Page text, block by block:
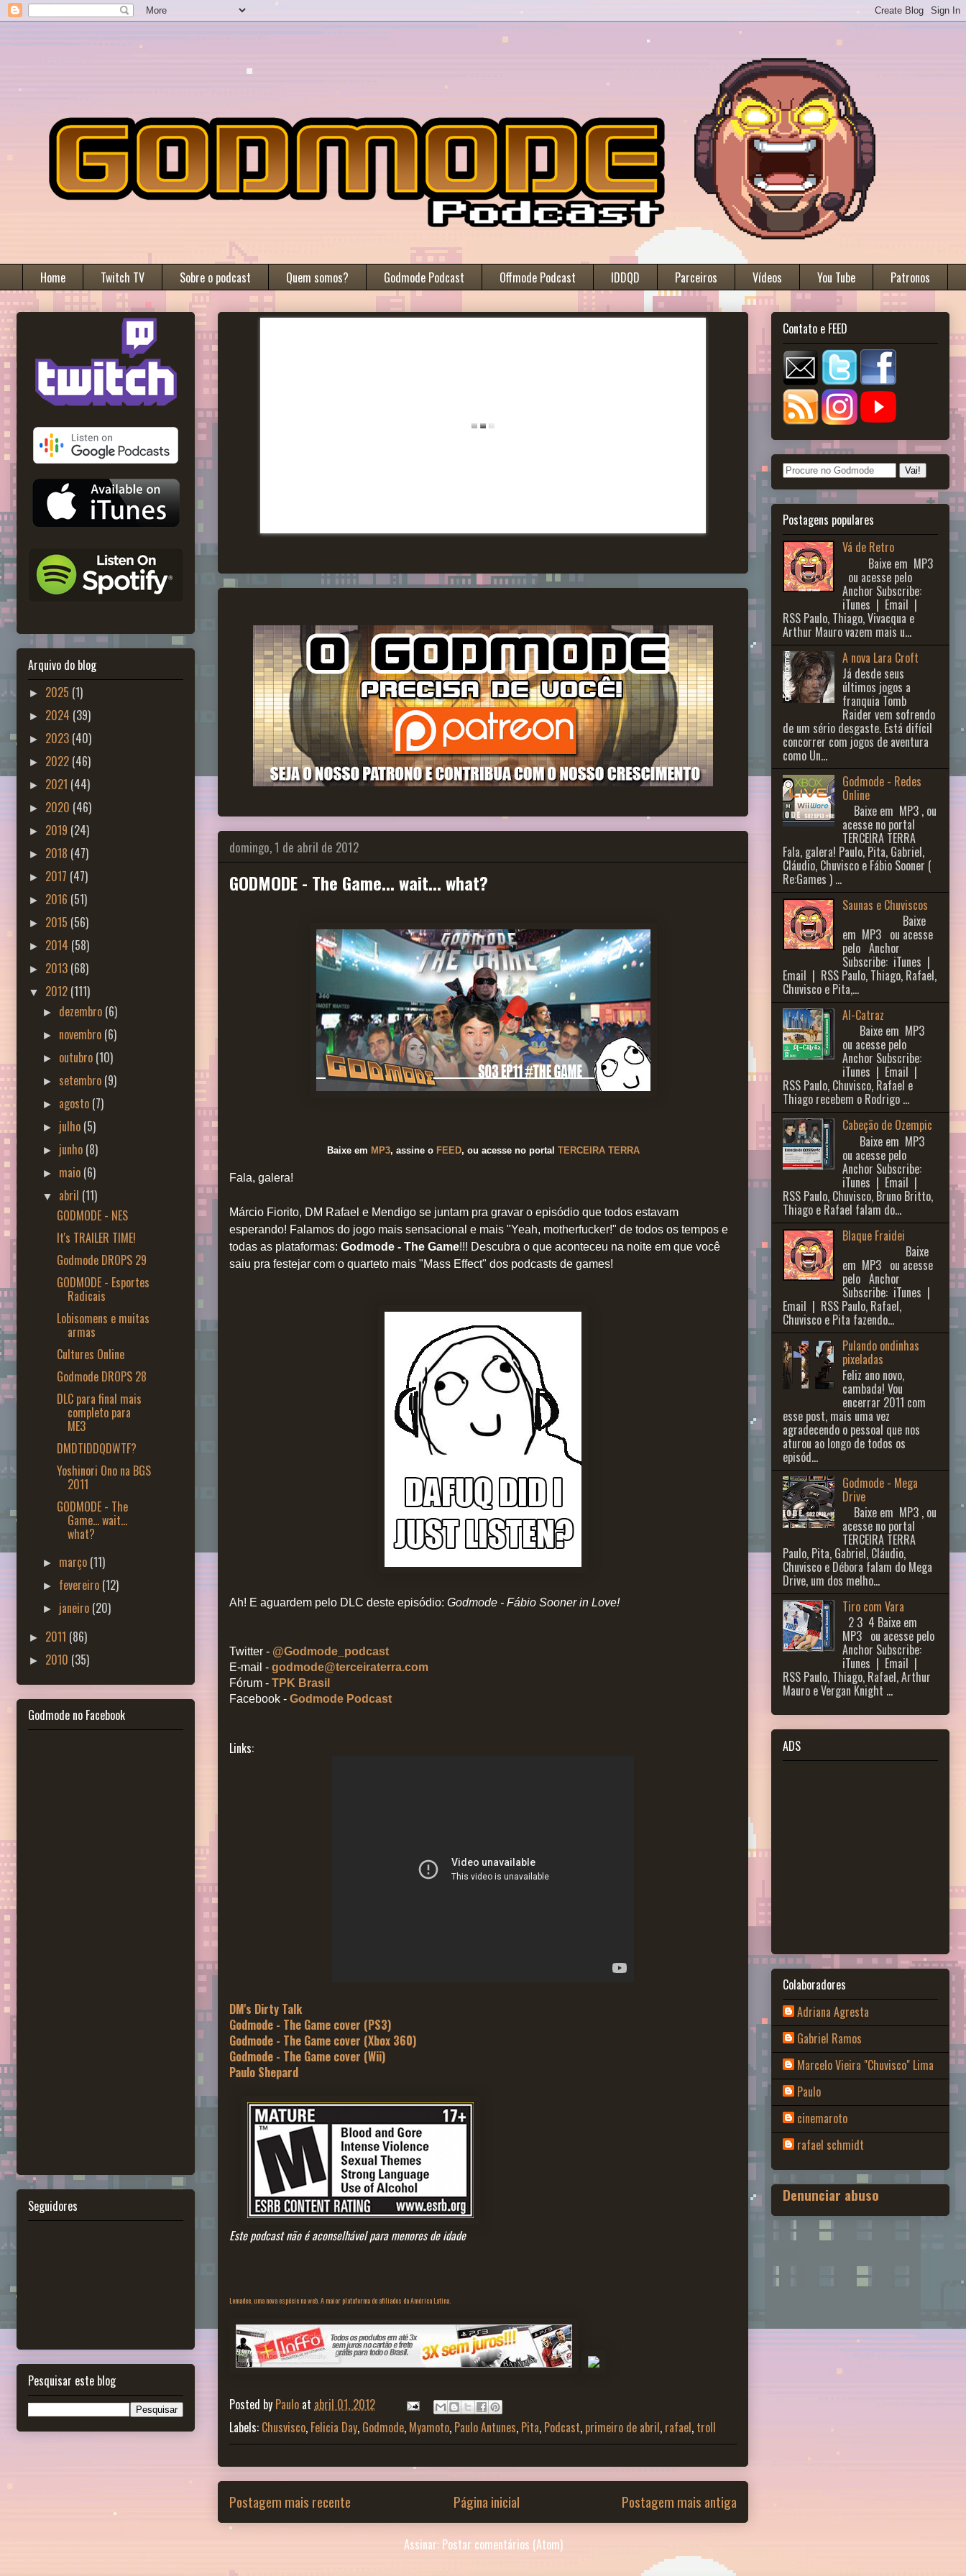
Home Twitch TV Sobre o podcast Quem somos? Godmode Podcast Offmode Podcast IDDQD Parceiros Vídeos You Tube Patronos
domingo, 1 de abril de 2012
GODMODE - The Game... wait... what?
Baixe em MP3, assine o FEED, ou acesse no portal TERCEIRA TERRA
Fala, galera!
Márcio Fiorito, DM Rafael e Mendigo se juntam pra gravar o episódio que todos estavam
esperando! Falamos do jogo mais sensacional e mais "Yeah, motherfucker!" de todos os tempos e
todas as plataformas: Godmode - The Game!!! Descubra o que aconteceu na noite em que você
saiu pra festejar com o quarteto mais "Mass Effect" dos podcasts de games!
Ah! E aguardem pelo DLC deste episódio: Godmode - Fábio Sooner in Love!
Twitter - @Godmode_podcast
E-mail - godmode@terceiraterra.com
Fórum - TPK Brasil
Facebook - Godmode Podcast
Links:
DM's Dirty Talk
Godmode - The Game cover (PS3)
Godmode - The Game cover (Xbox 360)
Godmode - The Game cover (Wii)
Paulo Shepard
Este podcast não é aconselhável para menores de idade
Lomadee, uma nova espécie na web. A maior plataforma de afiliados da América Latina.
Posted by Paulo at abril 01, 2012
Labels: Chusvisco, Felicia Day, Godmode, Myamoto, Paulo Antunes, Pita, Podcast, primeiro de abril, rafael, troll
Postagem mais recente Postagem mais antiga
Página inicial
Assinar: Postar comentários (Atom)
Arquivo do blog
► 2025 (1)
► 2024 (39)
► 2023 (40)
► 2022 (46)
► 2021 (44)
► 2020 (46)
► 2019 (24)
► 2018 (47)
► 2017 (47)
► 2016 (51)
► 2015 (56)
► 2014 (58)
► 2013 (68)
▼ 2012 (111)
► dezembro (6)
► novembro (6)
► outubro (10)
► setembro (9)
► agosto (7)
► julho (5)
► junho (8)
► maio (6)
▼ abril (11)
GODMODE - NES
It's TRAILER TIME!
Godmode DROPS 29
GODMODE - Esportes
Radicais
Lobisomens e muitas
armas
Cultures Online
Godmode DROPS 28
DLC para final mais
completo para
ME3
DMDTIDDQDWTF?
Yoshinori Ono na BGS
2011
GODMODE - The
Game... wait...
what?
► março (11)
► fevereiro (12)
► janeiro (20)
► 2011 (86)
► 2010 (35)
Godmode no Facebook
Seguidores
Pesquisar este blog
Contato e FEED
Postagens populares
Vá de Retro
Baixe em MP3
ou acesse pelo
Anchor Subscribe:
iTunes | Email |
RSS Paulo, Thiago, Vivacqua e
Arthur Mauro vazem mais u...
A nova Lara Croft
Já desde seus
últimos jogos a
franquia Tomb
Raider vem sofrendo
de um sério desgaste. Está difícil
concorrer com jogos de aventura
como Un...
Godmode - Redes
Online
Baixe em MP3 , ou
acesse no portal
TERCEIRA TERRA
Fala, galera! Paulo, Pita, Gabriel,
Cláudio, Chuvisco e Fábio Sooner (
Re:Games ) ...
Saunas e Chuviscos
Baixe
em MP3 ou acesse
pelo Anchor
Subscribe: iTunes |
Email | RSS Paulo, Thiago, Rafael,
Chuvisco e Pita,...
Al-Catraz
Baixe em MP3
ou acesse pelo
Anchor Subscribe:
iTunes | Email |
RSS Paulo, Chuvisco, Rafael e
Thiago recebem o Rodrigo ...
Cabeção de Ozempic
Baixe em MP3
ou acesse pelo
Anchor Subscribe:
iTunes | Email |
RSS Paulo, Chuvisco, Bruno Britto,
Thiago e Rafael falam do...
Blaque Fraidei
Baixe
em MP3 ou acesse
pelo Anchor
Subscribe: iTunes |
Email | RSS Paulo, Rafael,
Chuvisco e Pita fazendo...
Pulando ondinhas
pixeladas
Feliz ano novo,
cambada! Vou
encerrar 2011 com
esse post, mais uma vez
agradecendo o pessoal que nos
aturou ao longo de todos os
episód...
Godmode - Mega
Drive
Baixe em MP3 , ou
acesse no portal
TERCEIRA TERRA
Paulo, Pita, Gabriel, Cláudio,
Chuvisco e Débora falam do Mega
Drive, um dos melho...
Tiro com Vara
2 3 ​ 4 Baixe em
MP3 ou acesse pelo
Anchor Subscribe:
iTunes | Email |
RSS Paulo, Thiago, Rafael, Arthur
Mauro e Vergan Knight ...
ADS
Colaboradores
Adriana Agresta
Gabriel Ramos
Marcelo Vieira "Chuvisco" Lima
Paulo
cinemaroto
rafael schmidt
Denunciar abuso